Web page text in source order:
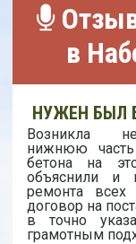
в
НУЖЕН БЫЛ
Возникла
нижнюю
бетона на
объяснили и
ремонта всех
договор на
в точно
грамотным